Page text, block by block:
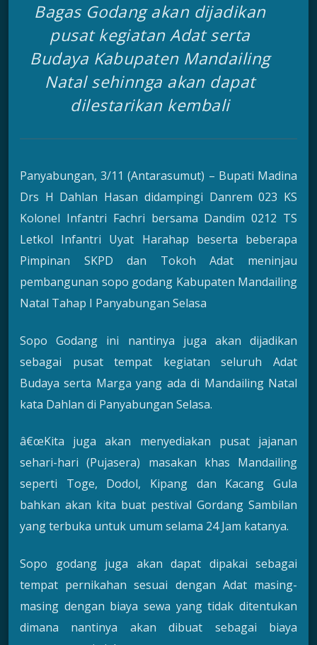
Bagas Godang akan dijadikan
pusat kegiatan Adat serta
Budaya Kabupaten Mandailing
Natal sehinnga akan dapat
dilestarikan kembali
Panyabungan, 3/11 (Antarasumut) – Bupati Madina
Drs H Dahlan Hasan didampingi Danrem 023 KS
Kolonel Infantri Fachri bersama Dandim 0212 TS
Letkol Infantri Uyat Harahap beserta beberapa
Pimpinan SKPD dan Tokoh Adat meninjau
pembangunan sopo godang Kabupaten Mandailing
Natal Tahap I Panyabungan Selasa
Sopo Godang ini nantinya juga akan dijadikan
sebagai pusat tempat kegiatan seluruh Adat
Budaya serta Marga yang ada di Mandailing Natal
kata Dahlan di Panyabungan Selasa.
â€œKita juga akan menyediakan pusat jajanan
sehari-hari (Pujasera) masakan khas Mandailing
seperti Toge, Dodol, Kipang dan Kacang Gula
bahkan akan kita buat pestival Gordang Sambilan
yang terbuka untuk umum selama 24 Jam katanya.
Sopo godang juga akan dapat dipakai sebagai
tempat pernikahan sesuai dengan Adat masing-
masing dengan biaya sewa yang tidak ditentukan
dimana nantinya akan dibuat sebagai biaya